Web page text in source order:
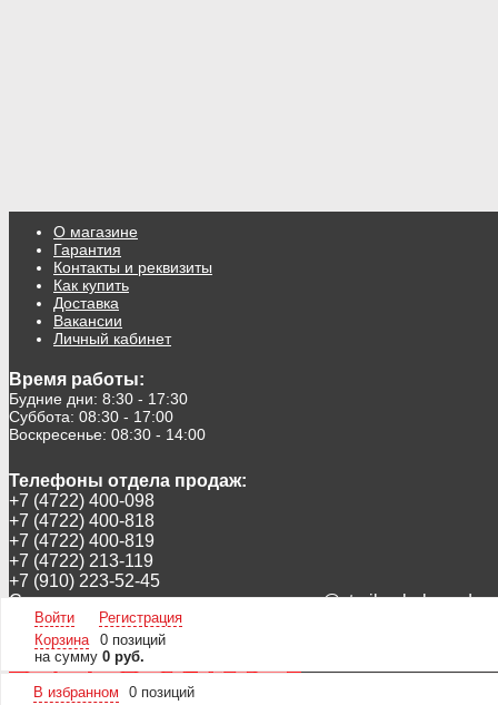
О магазине
Гарантия
Контакты и реквизиты
Как купить
Доставка
Вакансии
Личный кабинет
Время работы:
Будние дни: 8:30 - 17:30
Суббота: 08:30 - 17:00
Воскресенье: 08:30 - 14:00
Телефоны отдела продаж:
+7 (4722) 400-098
+7 (4722) 400-818
+7 (4722) 400-819
+7 (4722) 213-119
+7 (910) 223-52-45
Следите за новинками в инстаграмм:@stroika_belgorod
А так же в ВКhttps://vk.com/ooostroika
Войти
Регистрация
Корзина
0 позиций
на сумму 0 руб.
В избранном 0 позиций